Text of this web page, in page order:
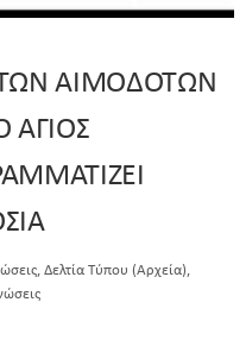
ΑΙΜΟΔΟΤΩΝ
ΑΓΙΟΣ
, Δελτία Τύπου (Αρχεία),